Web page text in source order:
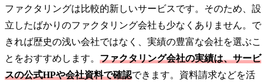
ファクタリングは比較的新しいサービスです。そのため、設
立したばかりのファクタリング会社も少なくありません。で
きれば歴史の浅い会社ではなく、実績の豊富な会社を選ぶこ
とをおすすめします。 ファクタリング会社の実績は、サービ
スの公式HPや会社資料で確認できます。資料請求などを活